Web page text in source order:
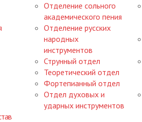
Отделение сольного
академического пения
Отделение русских
народных
инструментов
Струнный отдел
Теоретический отдел
Фортепианный отдел
Отдел духовых и
ударных инструментов